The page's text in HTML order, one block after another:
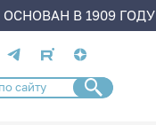
ОСНОВАН В 1909 ГОДУ